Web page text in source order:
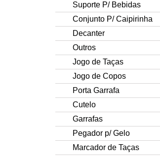
Suporte P/ Bebidas
Conjunto P/ Caipirinha
Decanter
Outros
Jogo de Taças
Jogo de Copos
Porta Garrafa
Cutelo
Garrafas
Pegador p/ Gelo
Marcador de Taças